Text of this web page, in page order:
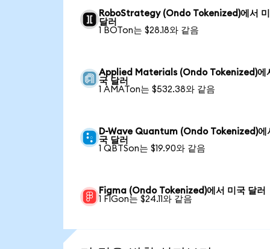
RoboStrategy (Ondo Tokenized)에서
달러
1 BOTon는 $28.18와 같음
Applied Materials (Ondo Tokenized)에
국 달러
1 AMATon는 $532.38와 같음
D-Wave Quantum (Ondo Tokenized)에
국 달러
1 QBTSon는 $19.90와 같음
Figma (Ondo Tokenized)에서 미국 달러
1 FIGon는 $24.11와 같음